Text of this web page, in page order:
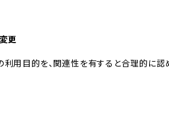
更
利用目的を、関連性を有すると合理的に